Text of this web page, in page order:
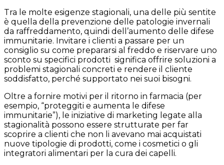
Tra le molte esigenze stagionali, una delle più sentite
è quella della prevenzione delle patologie invernali
da raffreddamento, quindi dell’aumento delle difese
immunitarie. Invitare i clienti a passare per un
consiglio su come prepararsi al freddo e riservare uno
sconto su specifici prodotti significa offrire soluzioni a
problemi stagionali concreti e rendere il cliente
soddisfatto, perché supportato nei suoi bisogni.
Oltre a fornire motivi per il ritorno in farmacia (per
esempio, “proteggiti e aumenta le difese
immunitarie”), le iniziative di marketing legate alla
stagionalità possono essere strutturate per far
scoprire a clienti che non li avevano mai acquistati
nuove tipologie di prodotti, come i cosmetici o gli
integratori alimentari per la cura dei capelli.